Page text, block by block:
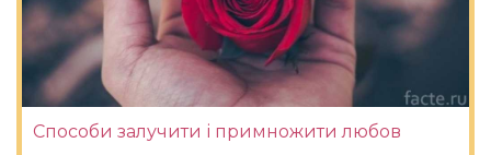
Способи залучити і примножити любов